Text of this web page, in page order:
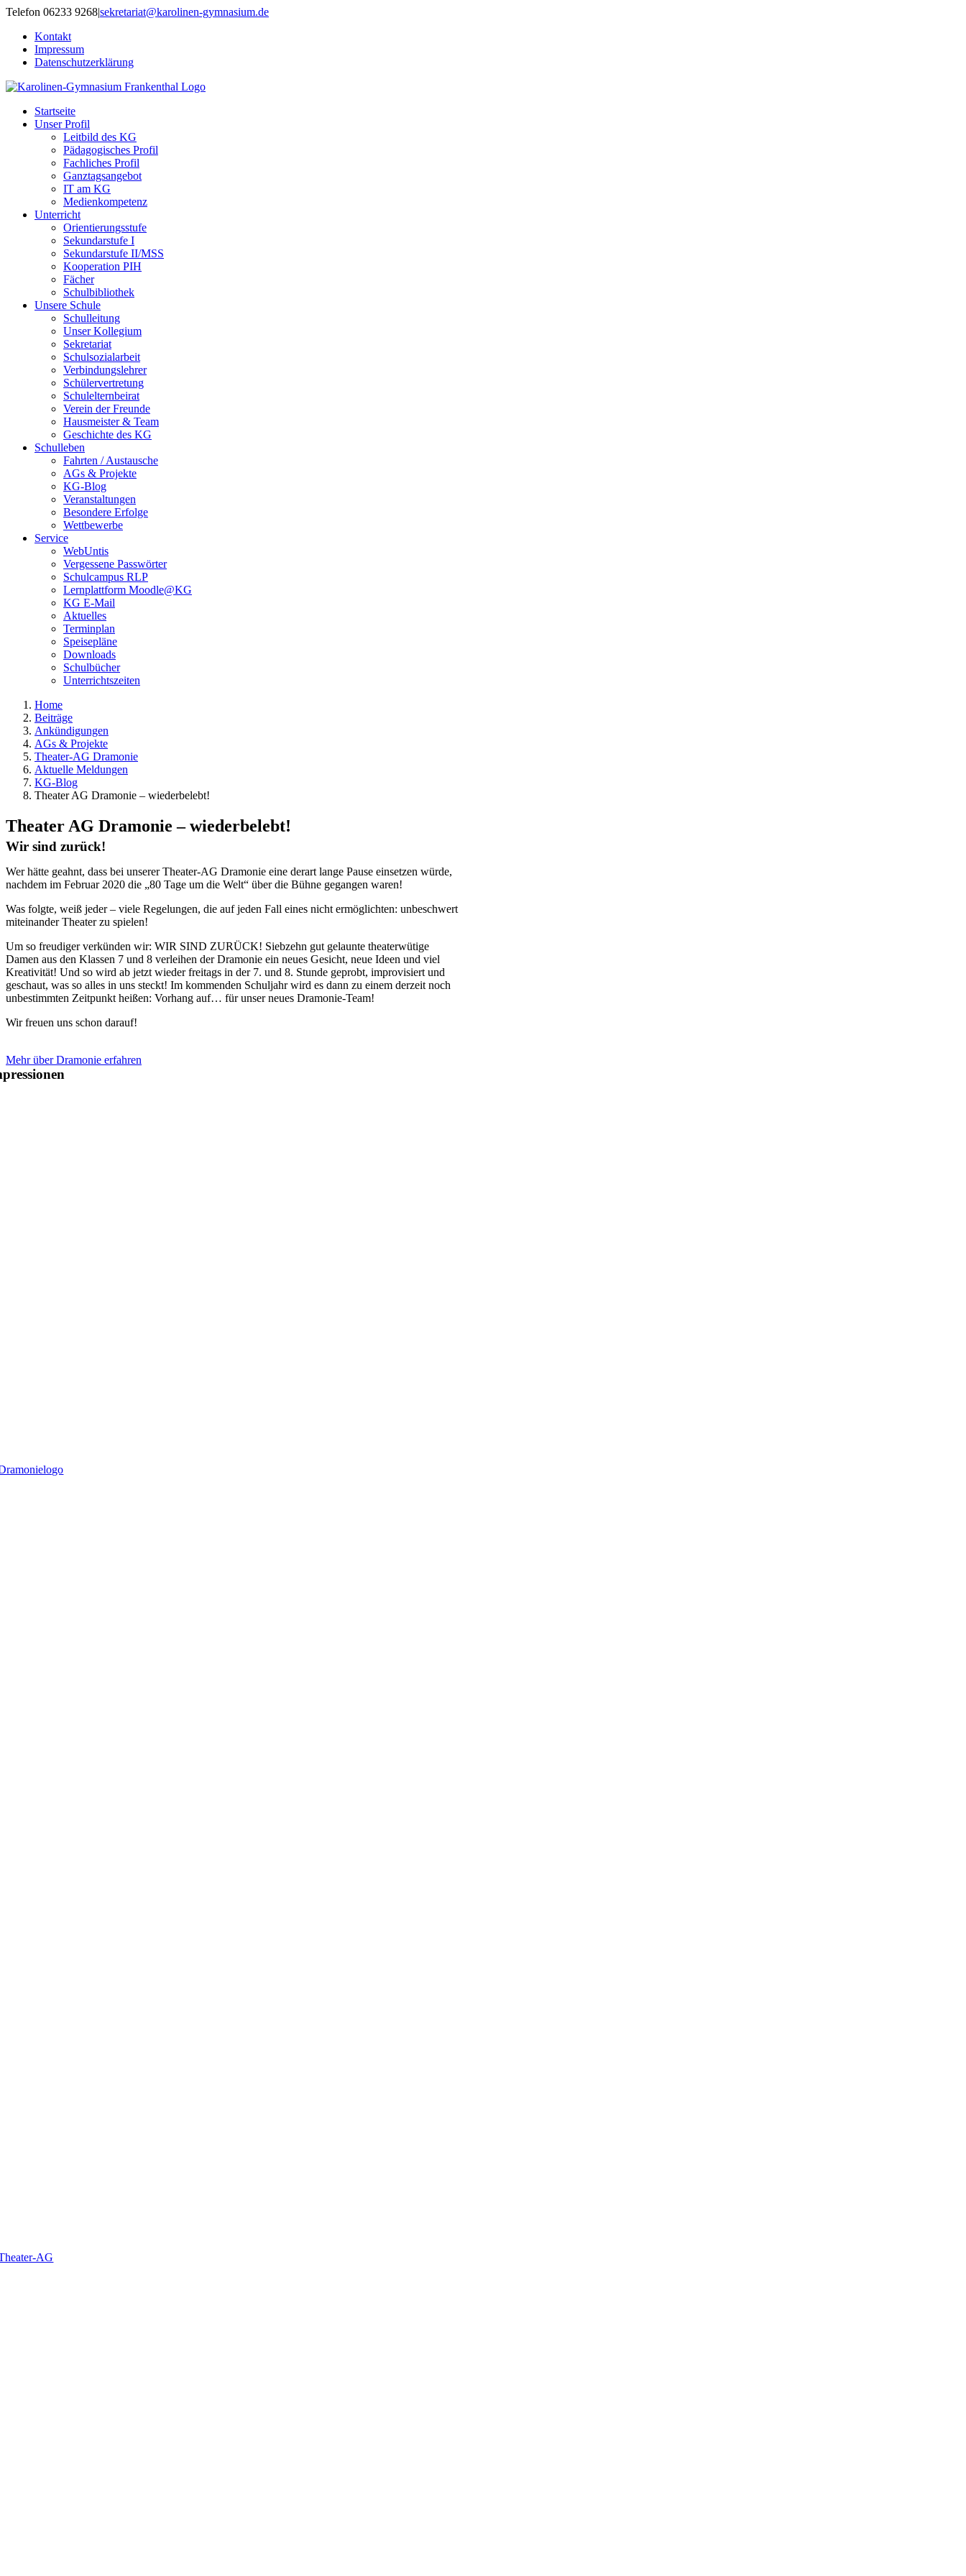
Zum
springen
Telefon 06233 9268|sekretariat@karolinen-gymnasium.de
Kontakt
Impressum
Datenschutzerklärung
Startseite
Unser Profil
Leitbild des KG
Pädagogisches Profil
Fachliches Profil
Ganztagsangebot
IT am KG
Medienkompetenz
Unterricht
Orientierungsstufe
Sekundarstufe I
Sekundarstufe II/MSS
Kooperation PIH
Fächer
Schulbibliothek
Unsere Schule
Schulleitung
Unser Kollegium
Sekretariat
Schulsozialarbeit
Verbindungslehrer
Schülervertretung
Schulelternbeirat
Verein der Freunde
Hausmeister & Team
Geschichte des KG
Schulleben
Fahrten / Austausche
AGs & Projekte
KG-Blog
Veranstaltungen
Besondere Erfolge
Wettbewerbe
Service
WebUntis
Vergessene Passwörter
Schulcampus RLP
Lernplattform Moodle@KG
KG E-Mail
Aktuelles
Terminplan
Speisepläne
Downloads
Schulbücher
Unterrichtszeiten
Home
Beiträge
Ankündigungen
AGs & Projekte
Theater-AG Dramonie
Aktuelle Meldungen
KG-Blog
Theater AG Dramonie – wiederbelebt!
Theater AG Dramonie – wiederbelebt!
Wir sind zurück!
Wer hätte geahnt, dass bei unserer Theater-AG Dramonie eine derart lange Pause einsetzen würde,
nachdem im Februar 2020 die „80 Tage um die Welt“ über die Bühne gegangen waren!
Was folgte, weiß jeder – viele Regelungen, die auf jeden Fall eines nicht ermöglichten: unbeschwert
miteinander Theater zu spielen!
Um so freudiger verkünden wir: WIR SIND ZURÜCK! Siebzehn gut gelaunte theaterwütige
Damen aus den Klassen 7 und 8 verleihen der Dramonie ein neues Gesicht, neue Ideen und viel
Kreativität! Und so wird ab jetzt wieder freitags in der 7. und 8. Stunde geprobt, improvisiert und
geschaut, was so alles in uns steckt! Im kommenden Schuljahr wird es dann zu einem derzeit noch
unbestimmten Zeitpunkt heißen: Vorhang auf… für unser neues Dramonie-Team!
Wir freuen uns schon darauf!
Mehr über Dramonie erfahren